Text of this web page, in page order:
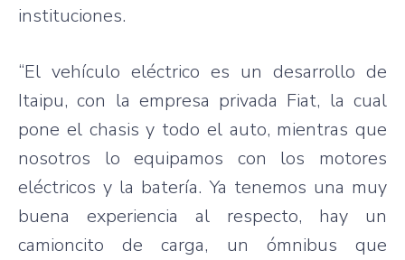
instituciones.
“El vehículo eléctrico es un desarrollo de
Itaipu, con la empresa privada Fiat, lacual
pone el chasis y todo el auto, mientras que
nosotros loequipamos con los motores
eléctricos y la batería.Ya tenemos una muy
buena
experiencia al respecto, hay un
camioncito decarga, un ómnibus
que